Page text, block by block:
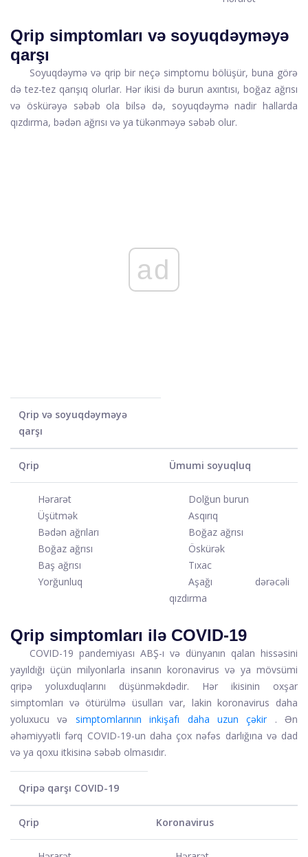
Qrip simptomları və soyuqdəyməyə
qarşı
Soyuqdəymə və qrip bir neçə simptomu bölüşür, buna görə
də tez-tez qarışıq olurlar. Hər ikisi də burun axıntısı, boğaz ağrısı
və öskürəyə səbəb ola bilsə də, soyuqdəymə nadir hallarda
qızdırma, bədən ağrısı və ya tükənməyə səbəb olur.
ad
Qrip və soyuqdəyməyə
qarşı
Qrip Ümumi soyuqluq
Hərarət
Üşütmək
Bədən ağrıları
Boğaz ağrısı
Baş ağrısı
Yorğunluq
Dolğun burun
Asqırıq
Boğaz ağrısı
Öskürək
Tıxac
Aşağı dərəcəli
qızdırma
Qrip simptomları ilə COVID-19
COVID-19 pandemiyası ABŞ-ı və dünyanın qalan hissəsini
yayıldığı üçün milyonlarla insanın koronavirus və ya mövsümi
qripə yoluxduqlarını düşünməkdədir. Hər ikisinin oxşar
simptomları və ötürülmə üsulları var, lakin koronavirus daha
yoluxucu və
simptomlarının inkişafı daha uzun çəkir
. Ən
əhəmiyyətli fərq COVID-19-un daha çox nəfəs darlığına və dad
və ya qoxu itkisinə səbəb olmasıdır.
Qripə qarşı COVID-19
Qrip Koronavirus